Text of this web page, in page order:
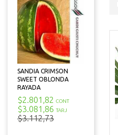
SANDIA CRIMSON
SWEET OBLONDA
RAYADA
$2.801,82 CONT
$3.081,86 TARJ
$3.112,73